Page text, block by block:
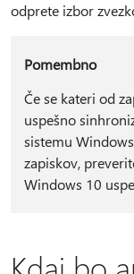
odprete izbor
Pomembno
Če se kateri od
uspešno
sistemu
zapiskov,
Windows 10